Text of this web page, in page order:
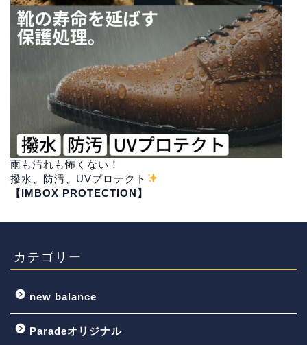
雨も汚れも怖くない！
撥水、防汚、UVプロテクト
【IMBOX PROTECTION】
カテゴリー
new balance
Paradeオリジナル